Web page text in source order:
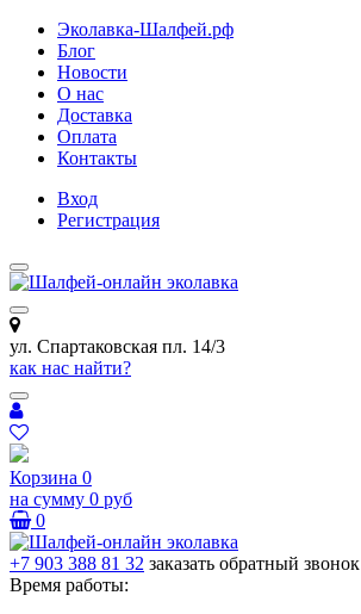
Эколавка-Шалфей.рф
Блог
Новости
О нас
Доставка
Оплата
Контакты
Вход
Регистрация
ул. Спартаковская пл. 14/3
как нас найти?
Корзина 0
на сумму 0 руб
0
+7 903 388 81 32 заказать обратный звонок
Время работы: